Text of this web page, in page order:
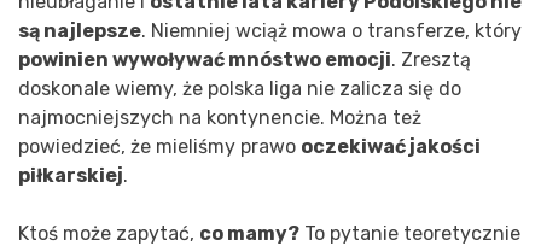
są najlepsze. Niemniej wciąż mowa o transferze, który
powinien wywoływać mnóstwo emocji. Zresztą
doskonale wiemy, że polska liga nie zalicza się do
najmocniejszych na kontynencie. Można też
powiedzieć, że mieliśmy prawo oczekiwać jakości
piłkarskiej.
Ktoś może zapytać, co mamy? To pytanie teoretycznie